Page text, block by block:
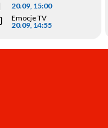
20.09, 15:00
Emocje TV
20.09, 14:55